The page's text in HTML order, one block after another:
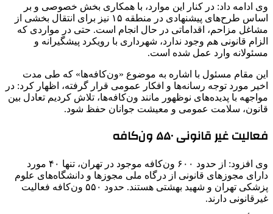
وی ادامه داد: در کنار این موارد، با همکاری بخش خصوصی و بر
اساس طرح‌های پیشنهادی در منطقه ۱۵ نیز برای انتقال بخشی از
مشاغل مزاحم، اقداماتی در حال انجام است. حتی در مواردی که
الزام قانونی هم وجود ندارد، شهرداری با رویکرد پیشگیرانه و
مسئولانه وارد عمل شده است.
این مقام مسئول با اشاره به موضوع «ون‌کافه‌ها» که طی مدت
اخیر مورد توجه رسانه‌ها و افکار عمومی قرار گرفته، اظهار کرد: در
مواجهه با پدیده‌های نوظهور مانند ون‌کافه‌ها، تلاش کردیم تعادل بین
قانون، سلامت عمومی و معیشت جوانان حفظ شود.
فعالیت غیر قانونی ۵۵۰ ون‌کافه
وی افزود: از حدود ۶۰۰ ون‌کافه موجود در تهران، تنها ۴۰ مورد
دارای مجوزهای قانونی از درگاه ملی مجوزها و دانشگاه‌های علوم
پزشکی تهران و شهید بهشتی هستند. حدود ۵۵۰ ون‌کافه فعالیت
غیرقانونی دارند.